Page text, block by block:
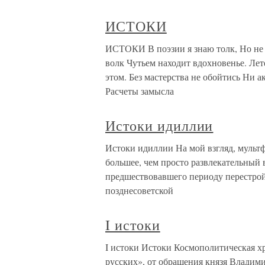
ИСТОКИ
ИСТОКИ В поэзии я знаю толк, Но не
волк Чутьем находит вдохновенье.
этом. Без мастерства не обойтись Ни
Расчеты замысла
Истоки идиллии
Истоки идиллии На мой взгляд,
большее, чем просто
предшествовавшего периоду
позднесоветской
I истоки
I истоки Истоки Космополитическая
русских», от обращения князя